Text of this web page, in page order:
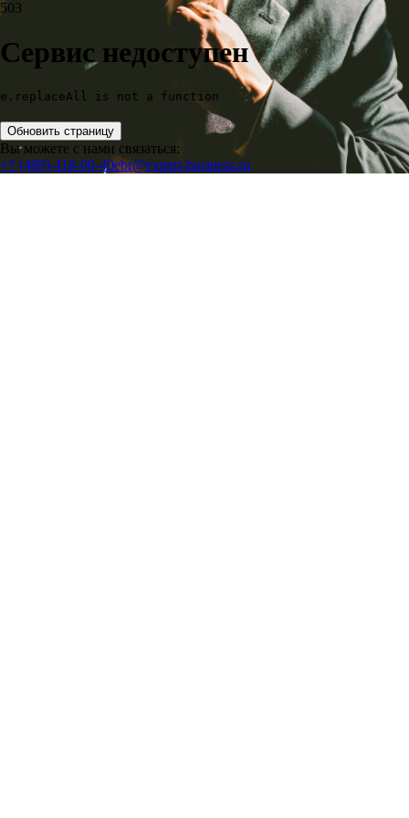
503
Сервис недоступен
e.replaceAll is not a function
Обновить страницу
Вы можете с нами связаться:
+7 (499) 418-00-40ebr@expert-business.ru